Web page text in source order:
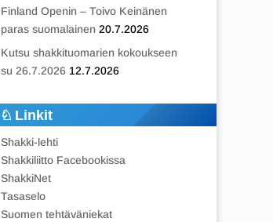
Finland Openin – Toivo Keinänen
paras suomalainen 20.7.2026
Kutsu shakkituomarien kokoukseen
su 26.7.2026 12.7.2026
Linkit
Shakki-lehti
Shakkiliitto Facebookissa
ShakkiNet
Tasaselo
Suomen tehtäväniekat